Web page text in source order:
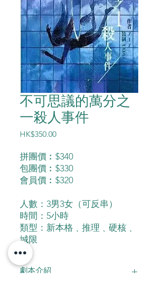
不可思議的萬分之
一殺人事件
HK$350.00價
拼團價︰$340
包團價︰$330
會員價︰$320
人數：3男3女（可反串）
時間：5小時
類型：新本格﹑推理﹑硬核﹑
城限
劇本介紹